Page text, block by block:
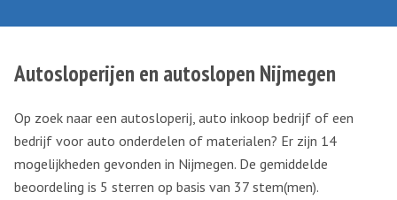
Autosloperijen en autoslopen Nijmegen
Op zoek naar een autosloperij, auto inkoop bedrijf of een
bedrijf voor auto onderdelen of materialen? Er zijn 14
mogelijkheden gevonden in Nijmegen. De gemiddelde
beoordeling is 5 sterren op basis van 37 stem(men).